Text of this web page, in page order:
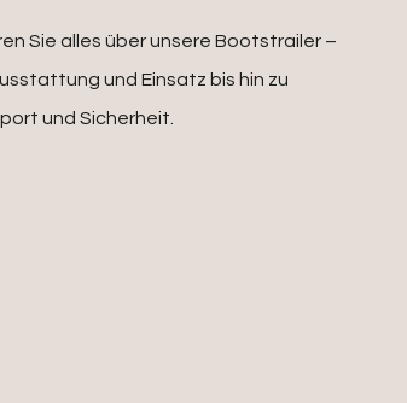
Sie alles über unsere Bootstrailer –
und Einsatz bis hin zu
und Sicherheit.